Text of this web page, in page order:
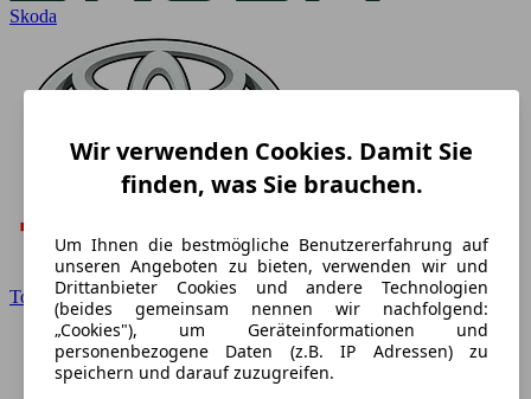
Skoda
Toyota
Wir verwenden Cookies. Damit Sie
finden, was Sie brauchen.
Um Ihnen die bestmögliche Benutzererfahrung auf
unseren Angeboten zu bieten, verwenden wir und
Drittanbieter Cookies und andere Technologien
(beides gemeinsam nennen wir nachfolgend:
„Cookies"), um Geräteinformationen und
personenbezogene Daten (z.B. IP Adressen) zu
speichern und darauf zuzugreifen.